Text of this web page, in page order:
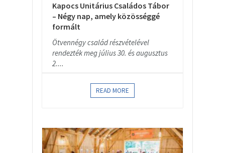
Kapocs Unitárius Családos Tábor
– Négy nap, amely közösséggé
formált
Ötvennégy család részvételével
rendezték meg július 30. és augusztus
2....
READ MORE